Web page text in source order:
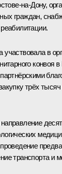
на-Дону,
граждан,
в
конвоя
трёх
транспорта и